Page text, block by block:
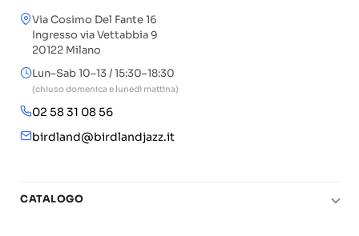
Via Cosimo Del Fante 16
Ingresso via Vettabbia 9
20122 Milano
Lun–Sab 10–13 / 15:30–18:30
(chiuso domenica e lunedì mattina)
02 58 31 08 56
birdland@birdlandjazz.it
CATALOGO